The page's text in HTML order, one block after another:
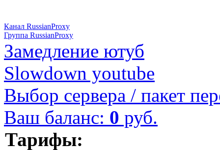
Канал RussianProxy
Группа RussianProxy
Замедление ютуб
Slowdown youtube
Выбор сервера / пакет
Ваш баланс: 0 руб.
Тарифы: